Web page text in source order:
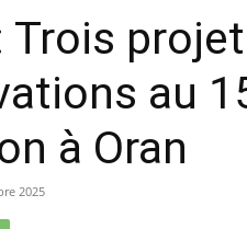
Trois
au
à Oran
2025